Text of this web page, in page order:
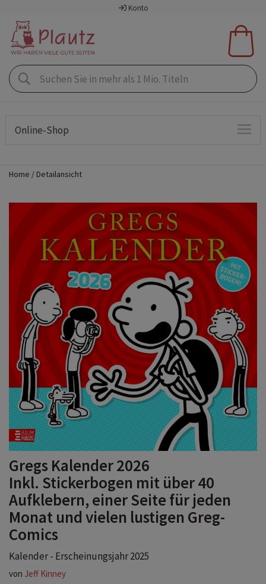
Konto
Online-Shop
Home Detailansicht
Gregs Kalender 2026
Inkl. Stickerbogen mit über 40
Aufklebern, einer Seite für jeden
Monat und vielen lustigen Greg-
Comics
Kalender - Erscheinungsjahr 2025
von Jeff Kinney